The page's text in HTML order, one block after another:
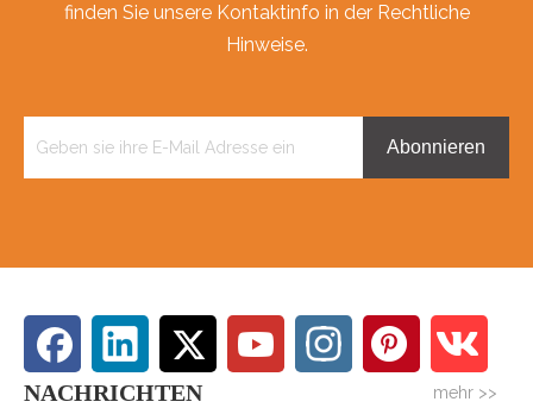
finden Sie unsere Kontaktinfo in der Rechtliche
Hinweise.
Abonnieren
NACHRICHTEN mehr >>